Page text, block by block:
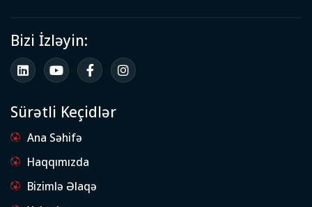
Bizi İzləyin:
Sürətli Keçidlər
Ana Səhifə
Haqqımızda
Bizimlə Əlaqə